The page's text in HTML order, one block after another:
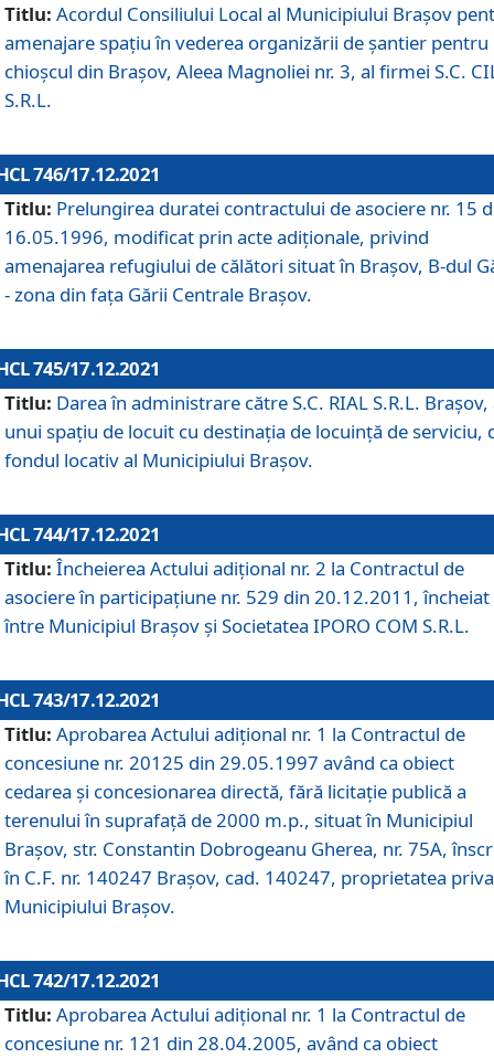
Titlu: Acordul Consiliului Local al Municipiului Braşov
amenajare spațiu în vederea organizării de șantier pentru
chioșcul din Brașov, Aleea Magnoliei nr. 3, al firmei S.C.
S.R.L.
746/17.12.2021
Titlu: Prelungirea duratei contractului de asociere nr. 15
16.05.1996, modificat prin acte adiționale, privind
amenajarea refugiului de călători situat în Brașov, B-dul
- zona din faţa Gării Centrale Brașov.
745/17.12.2021
Titlu: Darea în administrare către S.C. RIAL S.R.L. Brașov,
unui spațiu de locuit cu destinația de locuință de serviciu,
fondul locativ al Municipiului Brașov.
744/17.12.2021
Titlu: Încheierea Actului adițional nr. 2 la Contractul de
asociere în participațiune nr. 529 din 20.12.2011, încheiat
între Municipiul Brașov și Societatea IPORO COM S.R.L.
743/17.12.2021
Titlu: Aprobarea Actului adiţional nr. 1 la Contractul de
concesiune nr. 20125 din 29.05.1997 având ca obiect
cedarea și concesionarea directă, fără licitație publică a
terenului în suprafață de 2000 m.p., situat în Municipiul
Brașov, str. Constantin Dobrogeanu Gherea, nr. 75A,
în C.F. nr. 140247 Brașov, cad. 140247, proprietatea
Municipiului Brașov.
742/17.12.2021
Titlu: Aprobarea Actului adiţional nr. 1 la Contractul de
concesiune nr. 121 din 28.04.2005, având ca obiect